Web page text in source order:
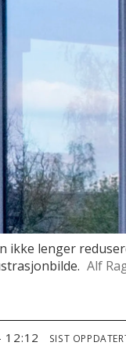
ikke lenger
Alf
12:12 SIST